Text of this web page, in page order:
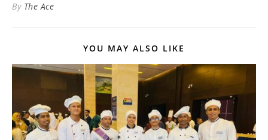
By The Ace
YOU MAY ALSO LIKE